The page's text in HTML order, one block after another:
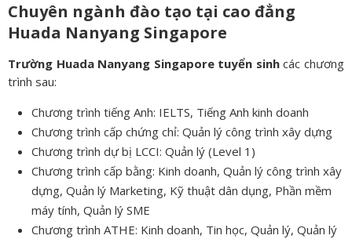
Chuyên ngành đào tạo tại cao đẳng
Huada Nanyang Singapore
Trường Huada Nanyang Singaporetuyển sinhcác chương
trình sau:
Chương trình tiếng Anh: IELTS, Tiếng Anh kinh doanh
Chương trình cấp chứng chỉ: Quản lý công trình xây dựng
Chương trình dự bị LCCI: Quản lý (Level 1)
Chương trình cấp bằng: Kinh doanh, Quản lý công trình xây
dựng, Quản lý Marketing, Kỹ thuật dân dụng, Phần mềm
máy tính, Quản lý SME
Chương trình ATHE: Kinh doanh, Tin học, Quản lý, Quản lý